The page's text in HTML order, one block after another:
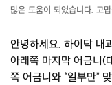
많은 도움이 되었습니다. 고
안녕하세요. 하이닥 내
아래쪽 마지막 어금니(
쪽 어금니와 “일부만”